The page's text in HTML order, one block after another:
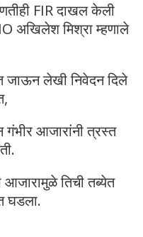
FIR दाखल केली
अखिलेश मिश्रा म्हणाले
जाऊन लेखी निवेदन दिले
गंभीर आजारांनी त्रस्त
आजारामुळे तिची तब्येत
घडला.